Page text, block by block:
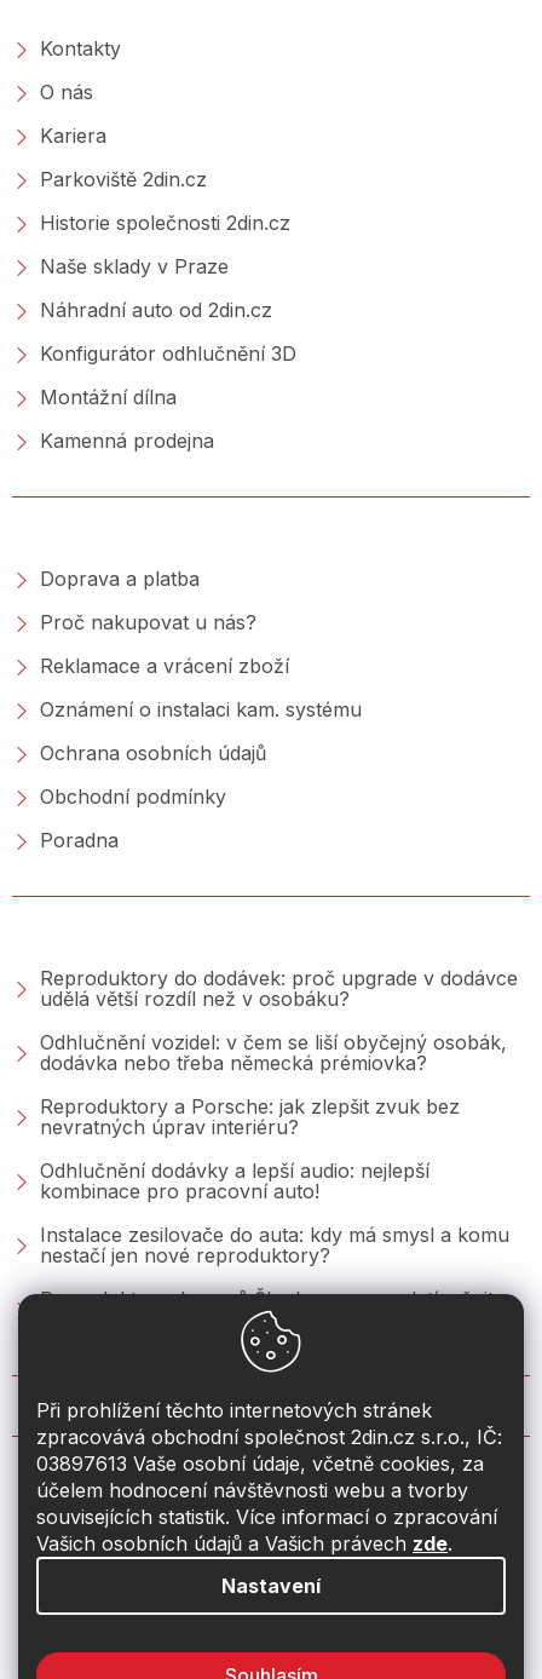
Při prohlížení těchto internetových stránek
zpracovává obchodní společnost 2din.cz s.r.o., IČ:
03897613 Vaše osobní údaje, včetně cookies, za
účelem hodnocení návštěvnosti webu a tvorby
souvisejících statistik. Více informací o zpracování
Vašich osobních údajů a Vašich právech zde.
Nastavení
Kontakty
O nás
Kariera
Parkoviště 2din.cz
Historie společnosti 2din.cz
Naše sklady v Praze
Náhradní auto od 2din.cz
Konfigurátor odhlučnění 3D
Montážní dílna
Kamenná prodejna
Doprava a platba
Proč nakupovat u nás?
Reklamace a vrácení zboží
Oznámení o instalaci kam. systému
Ochrana osobních údajů
Obchodní podmínky
Poradna
Reproduktory do dodávek: proč upgrade v dodávce
udělá větší rozdíl než v osobáku?
Odhlučnění vozidel: v čem se liší obyčejný osobák,
dodávka nebo třeba německá prémiovka?
Reproduktory a Porsche: jak zlepšit zvuk bez
nevratných úprav interiéru?
Odhlučnění dodávky a lepší audio: nejlepší
kombinace pro pracovní auto!
Instalace zesilovače do auta: kdy má smysl a komu
nestačí jen nové reproduktory?
Reproduktory do vozů Škoda: co se vyplatí měnit u
Fabie, Octavie a Superbu?
KONTAKT
info@2din.cz
774 19 55 33